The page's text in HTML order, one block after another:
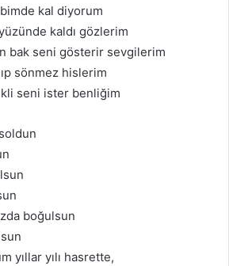
kal diyorum
kaldı gözlerim
bak seni gösterir sevgilerim
sönmez hislerim
seni ister benliğim
boğulsun
yıllar yılı hasrette,